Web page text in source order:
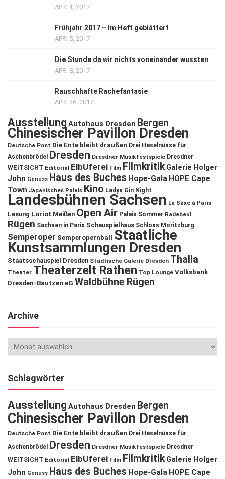
APR. 1, 2017
Frühjahr 2017 – Im Heft geblättert
APR. 5, 2017
Die Stunde da wir nichts voneinander wussten
APR. 8, 2017
Rauschhafte Rachefantasie
APR. 26, 2017
Ausstellung Autohaus Dresden Bergen
Chinesischer Pavillon Dresden
Deutsche Post Die Ente bleibt draußen Drei Haselnüsse für
Aschenbrödel
Dresden Dresdner Musikfestspiele Dresdner
WEITSICHT Editorial ElbUferei Film Filmkritik Galerie Holger
John Genuss Haus des Buches Hope-Gala HOPE Cape
Town Japanisches Palais Kino Ladys Gin Night
Landesbühnen Sachsen La Saxe à Paris
Lesung Loriot Meißen Open Air Palais Sommer Radebeul
Rügen Sachsen in Paris Schauspielhaus Schloss Moritzburg
Semperoper Semperopernball Staatliche
Kunstsammlungen Dresden
Staatsschauspiel Dresden Städtische Galerie Dresden Thalia
Theater Theaterzelt Rathen Top Lounge Volksbank
Dresden-Bautzen eG Waldbühne Rügen
Archive
Schlagwörter
Ausstellung Autohaus Dresden Bergen
Chinesischer Pavillon Dresden
Deutsche Post Die Ente bleibt draußen Drei Haselnüsse für
Aschenbrödel
Dresden Dresdner Musikfestspiele Dresdner
WEITSICHT Editorial ElbUferei Film Filmkritik Galerie Holger
John Genuss Haus des Buches Hope-Gala HOPE Cape